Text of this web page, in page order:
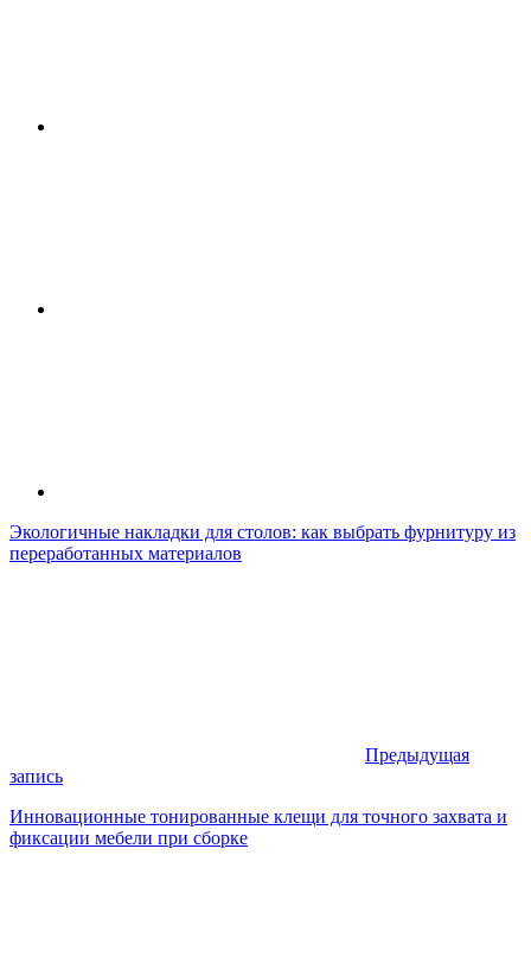
Экологичные накладки для столов: как выбрать фурнитуру из
переработанных материалов
Предыдущая
запись
Инновационные тонированные клещи для точного захвата и
фиксации мебели при сборке